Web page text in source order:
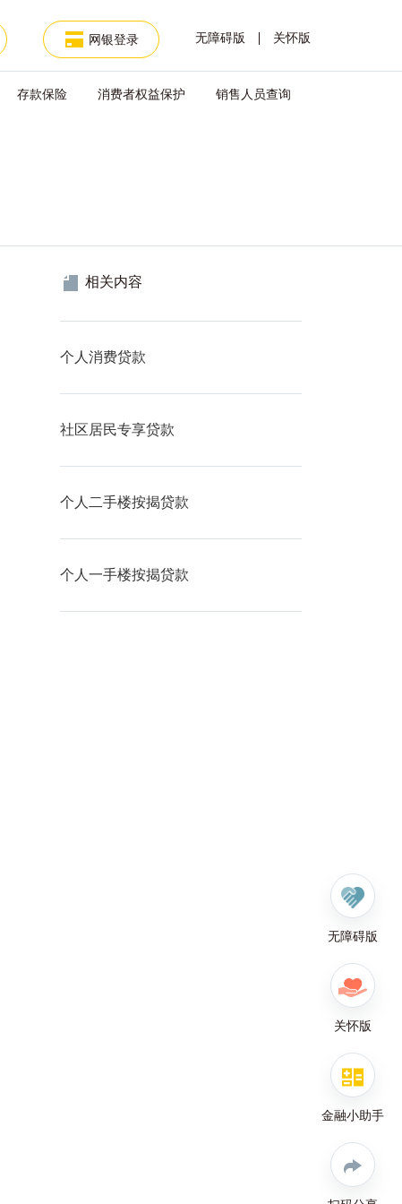
无障碍版 关怀版
网银登录
存款保险 消费者权益保护 销售人员查询
无障碍版
关怀版
金融小助手
相关内容
个人消费贷款
社区居民专享贷款
个人二手楼按揭贷款
个人一手楼按揭贷款